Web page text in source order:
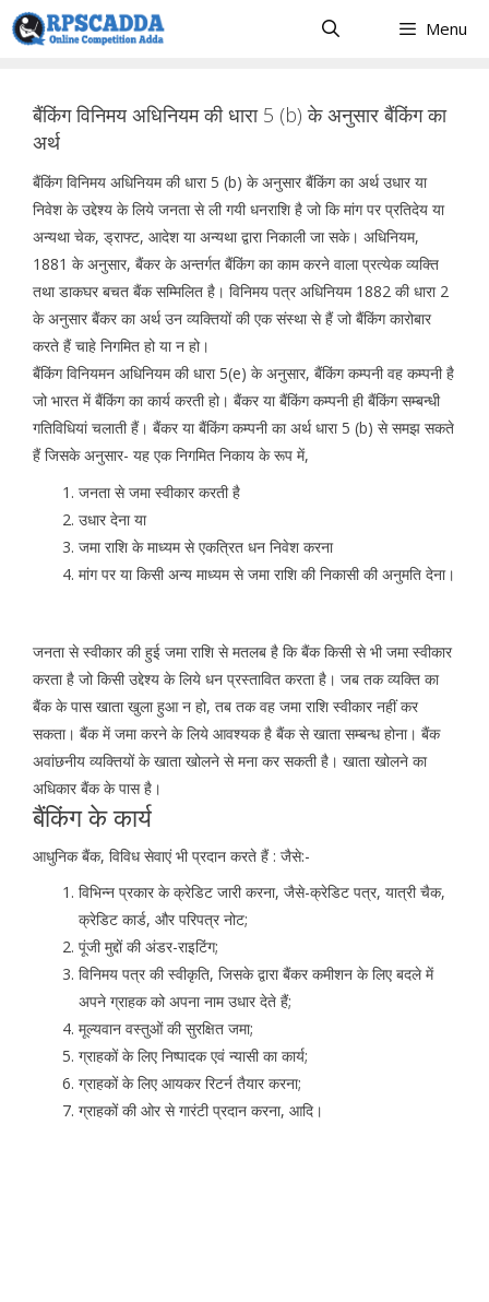
Skip
to
Menu
बैंकिंग विनिमय अधिनियम की धारा 5 (b) के अनुसार बैंकिंग का
अर्थ
बैंकिंग विनिमय अधिनियम की धारा 5 (b) के अनुसार बैंकिंग का अर्थ उधार या
निवेश के उद्देश्य के लिये जनता से ली गयी धनराशि है जो कि मांग पर प्रतिदेय या
अन्यथा चेक, ड्राफ्ट, आदेश या अन्यथा द्वारा निकाली जा सके। अधिनियम,
1881 के अनुसार, बैंकर के अन्तर्गत बैंकिंग का काम करने वाला प्रत्येक व्यक्ति
तथा डाकघर बचत बैंक सम्मिलित है। विनिमय पत्र अधिनियम 1882 की धारा 2
के अनुसार बैंकर का अर्थ उन व्यक्तियों की एक संस्था से हैं जो बैंकिंग कारोबार
करते हैं चाहे निगमित हो या न हो।
बैंकिंग विनियमन अधिनियम की धारा 5(e) के अनुसार, बैंकिंग कम्पनी वह कम्पनी है
जो भारत में बैंकिंग का कार्य करती हो। बैंकर या बैंकिंग कम्पनी ही बैंकिंग सम्बन्धी
गतिविधियां चलाती हैं। बैंकर या बैंकिंग कम्पनी का अर्थ धारा 5 (b) से समझ सकते
हैं जिसके अनुसार- यह एक निगमित निकाय के रूप में,
जनता से जमा स्वीकार करती है
उधार देना या
जमा राशि के माध्यम से एकत्रित धन निवेश करना
मांग पर या किसी अन्य माध्यम से जमा राशि की निकासी की अनुमति देना।
जनता से स्वीकार की हुई जमा राशि से मतलब है कि बैंक किसी से भी जमा स्वीकार
करता है जो किसी उद्देश्य के लिये धन प्रस्तावित करता है। जब तक व्यक्ति का
बैंक के पास खाता खुला हुआ न हो, तब तक वह जमा राशि स्वीकार नहीं कर
सकता। बैंक में जमा करने के लिये आवश्यक है बैंक से खाता सम्बन्ध होना। बैंक
अवांछनीय व्यक्तियों के खाता खोलने से मना कर सकती है। खाता खोलने का
अधिकार बैंक के पास है।
बैंकिंग के कार्य
आधुनिक बैंक, विविध सेवाएं भी प्रदान करते हैं : जैसे:-
विभिन्न प्रकार के क्रेडिट जारी करना, जैसे-क्रेडिट पत्र, यात्री चैक,
क्रेडिट कार्ड, और परिपत्र नोट;
पूंजी मुद्दों की अंडर-राइटिंग;
विनिमय पत्र की स्वीकृति, जिसके द्वारा बैंकर कमीशन के लिए बदले में
अपने ग्राहक को अपना नाम उधार देते हैं;
मूल्यवान वस्तुओं की सुरक्षित जमा;
ग्राहकों के लिए निष्पादक एवं न्यासी का कार्य;
ग्राहकों के लिए आयकर रिटर्न तैयार करना;
ग्राहकों की ओर से गारंटी प्रदान करना, आदि।